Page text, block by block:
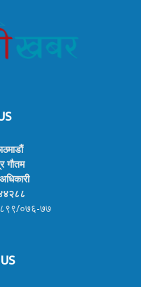
गौतम
०७६-७७